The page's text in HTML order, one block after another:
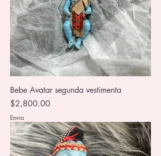
Bebe Avatar segunda vestimenta
Precio
$2,800.00
Envio